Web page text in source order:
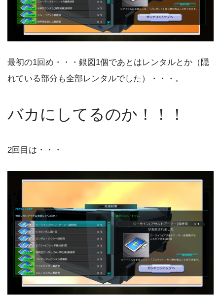
最初の1回め・・・銀図1個であとはレンタルとか（隠
れている部分も全部レンタルでした）・・・。
バカにしてるのか！！！
2回目は・・・